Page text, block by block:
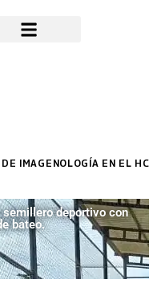
EN EL HCUAMP
deportivo con
bateo.